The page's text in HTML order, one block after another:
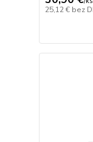
25,12 € bez